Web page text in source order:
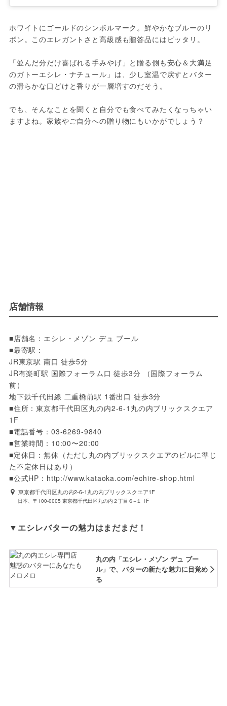
ホワイトにゴールドのシンボルマーク。鮮やかなブルーのリ
ボン。このエレガントさと高級感も贈答品にはピッタリ。
「並んだ分だけ喜ばれる手みやげ」と贈る側も安心＆大満足
のガトーエシレ・ナチュール」は、少し室温で戻すとバター
の滑らかな口どけと香りが一層増すのだそう。
でも、そんなことを聞くと自分でも食べてみたくなっちゃい
店舗情報
■店舗名：エシレ・メゾン デュ ブール
■最寄駅：
JR東京駅 南口 徒歩5分
JR有楽町駅 国際フォーラム口 徒歩3分 （国際フォーラム
前）
地下鉄千代田線 二重橋前駅 1番出口 徒歩3分
■住所：東京都千代田区丸の内2-6-1丸の内ブリックスクエア
1F
■電話番号：03-6269-9840
■営業時間：10:00〜20:00
■定休日：無休（ただし丸の内ブリックスクエアのビルに準じ
た不定休日はあり）
■公式HP：http://www.kataoka.com/echire-shop.html
東京都千代田区丸の内2-6-1丸の内ブリックスクエア1F
日本、〒100-0005 東京都千代田区丸の内２丁目６−１ 1F
▼エシレバターの魅力はまだまだ！
丸の内「エシレ・メゾン デュ ブー
ル」で、バターの新たな魅力に目覚め
る